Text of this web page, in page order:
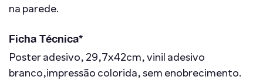
na parede.
Ficha Técnica*
Poster adesivo, 29,7x42cm, vinil adesivo
branco,impressão colorida, sem enobrecimento.